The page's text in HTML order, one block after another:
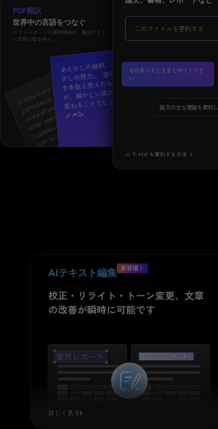
PDF翻訳
世界中の言語をつなぐ
A li
t
tl
e
m
o
r
e
p
e
r
si
s
t
e
c
e,
a li
t
tl
e
m
o
r
e
f
f
o
r
t,
a
n
w
h
a
t
s
e
e
m
e
h
o
p
el
e
s
f
ail
u
r
e
m
a
t
u
r
n
t
gl
o
ri
o
u
s
u
c
c
e
s
s.
🎉
🎆
あと少しの継続、あと
少しの努力。 望みな
き失敗と思えたもの
が、輝かしい成功へと
変わることでしょう。
論文、書籍、
本のあらすじをまと
AIテキスト編集 新登場！
校正・リライト・トーン変更、文章
の改善が瞬時に可能です
詳しく見る